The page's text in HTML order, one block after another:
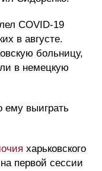
COVID-19
в августе.
больницу,
в немецкую
ему выиграть
харьковского
первой сессии